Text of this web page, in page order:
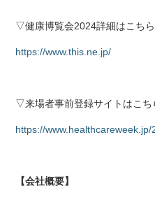
▽健康博覧会2024詳細はこちら
https://www.this.ne.jp/
▽来場者事前登録サイトはこち
https://
【会社概要】